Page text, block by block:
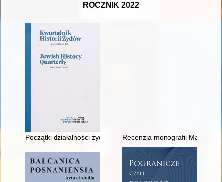
ROCZNIK 2022
Początki działalności żydowskiej oficyny drukarskiej w
Recenzja monografii Matěja